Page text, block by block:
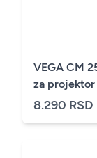
VEGA CM
za projektor
8.290 RSD